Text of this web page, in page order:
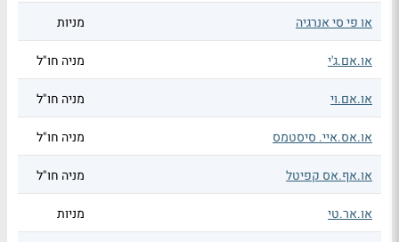
או פי סי אנרגיה מניות
או.אם.ג'י מניה חו"ל
או.אם.וי מניה חו"ל
או.אס.איי. סיסטמס מניה חו"ל
או.אף.אס קפיטל מניה חו"ל
או.אר.טי מניות